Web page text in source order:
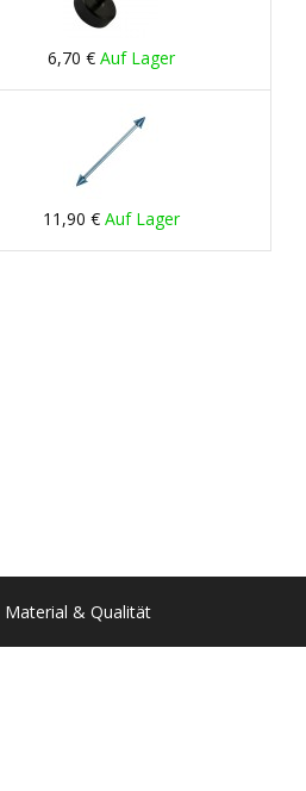
6,70 € Auf Lager
11,90 € Auf Lager
Material & Qualität